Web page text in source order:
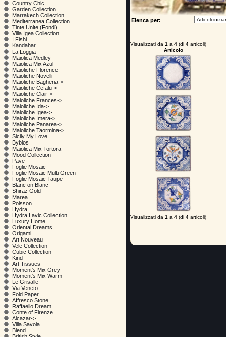
Country Chic
Garden Collection
Marrakech Collection
Mediterranea Collection
Tinte Unite (Fondi)
Villa Igea Collection
I Fishi
Kandahar
La Loggia
Maiolica Medley
Maiolica Mix Azul
Maioliche Florence
Maioliche Novelli
Maioliche Bagheria->
Maioliche Cefalu->
Maioliche Clair->
Maioliche Frances->
Maioliche Ida->
Maioliche Igea->
Maioliche Imera->
Maioliche Panarea->
Maioliche Taormina->
Sicily My Love
Byblos
Maiolica Mix Tortora
Mood Collection
Pave
Foglie Mosaic
Foglie Mosaic Multi Green
Foglie Mosaic Taupe
Blanc on Blanc
Shiraz Gold
Marea
Poisson
Hydra
Hydra Lavic Collection
Luxury Home
Oriental Dreams
Origami
Art Nouveau
Vele Collection
Cubic Collection
Kind
Art Tissues
Moment's Mix Grey
Moment's Mix Warm
Le Grisalle
Via Veneto
Fold Paper
Affresco Stone
Raffaello Dream
Conte of Firenze
Alcazar->
Villa Savoia
Blend
Elenca per:
Visualizzati da 1 a 4 (di 4 articoli)
Articolo
Visualizzati da 1 a 4 (di 4 articoli)